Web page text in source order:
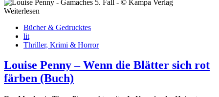
Weiterlesen
Bücher & Gedrucktes
lit
Thriller, Krimi & Horror
Louise Penny – Wenn die Blätter sich rot
färben (Buch)